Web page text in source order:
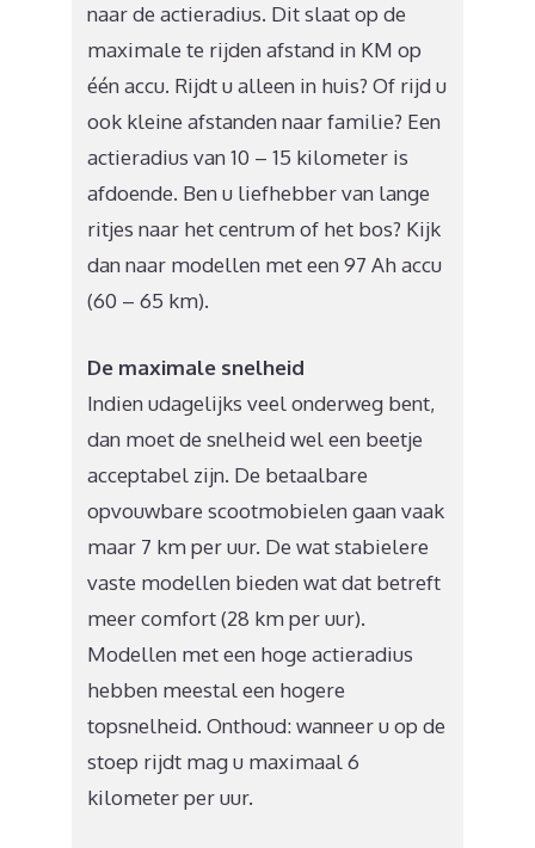
naar de actieradius. Dit slaat op de
maximale te rijden afstand in KM op
één accu. Rijdt u alleen in huis? Of rijd u
ook kleine afstanden naar familie? Een
actieradius van 10 – 15 kilometer is
afdoende. Ben u liefhebber van lange
ritjes naar het centrum of het bos? Kijk
dan naar modellen met een 97 Ah accu
(60 – 65 km).
De maximale snelheid
Indien udagelijks veel onderweg bent,
dan moet de snelheid wel een beetje
acceptabel zijn. De betaalbare
opvouwbare scootmobielen gaan vaak
maar 7 km per uur. De wat stabielere
vaste modellen bieden wat dat betreft
meer comfort (28 km per uur).
Modellen met een hoge actieradius
hebben meestal een hogere
topsnelheid. Onthoud: wanneer u op de
stoep rijdt mag u maximaal 6
kilometer per uur.